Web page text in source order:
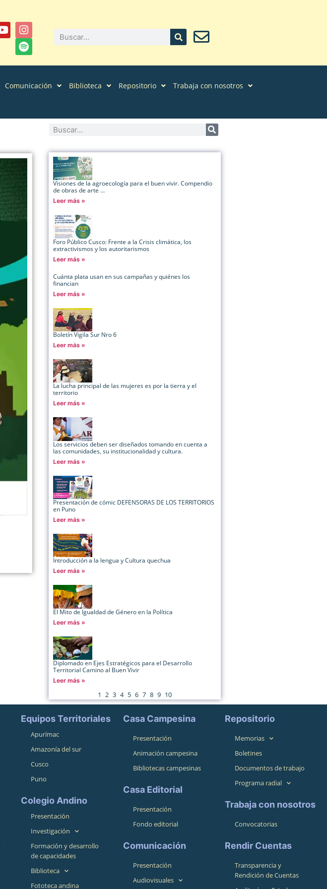
Comunicación Biblioteca Repositorio
Trabaja con nosotros
Visiones de la agroecología para el buen vivir. Compendio
de obras de arte …
Leer más »
Foro Público Cusco: Frente a la Crisis climática, los
extractivismos y los autoritarismos
Leer más »
Cuánta plata usan en sus campañas y quiénes los
financian
Leer más »
Boletín Vigila Sur Nro 6
Leer más »
La lucha principal de las mujeres es por la tierra y el
territorio
Leer más »
Los servicios deben ser diseñados tomando en cuenta a
las comunidades, su institucionalidad y cultura.
Leer más »
Presentación de cómic DEFENSORAS DE LOS TERRITORIOS
en Puno
Leer más »
Introducción a la lengua y Cultura quechua
Leer más »
El Mito de Igualdad de Género en la Política
Leer más »
Diplomado en Ejes Estratégicos para el Desarrollo
Territorial Camino al Buen Vivir
Leer más »
1 2 3 4 5 6 7 8 9 10
Equipos Territoriales
Apurímac
Amazonía del sur
Cusco
Puno
Colegio Andino
Presentación
Investigación
Formación y desarrollo
de capacidades
Biblioteca
Fototeca andina
Casa Campesina
Presentación
Animación campesina
Bibliotecas campesinas
Casa Editorial
Presentación
Fondo editorial
Comunicación
Presentación
Audiovisuales
Repositorio
Memorias
Boletines
Documentos de trabajo
Programa radial
Trabaja con nosotros
Convocatorias
Rendir Cuentas
Transparencia y
Rendición de Cuentas